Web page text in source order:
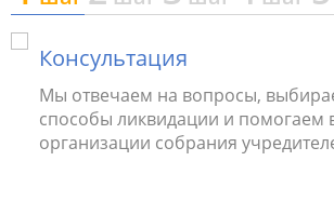
Консультация
Мы отвечаем на вопросы,
способы ликвидации и помогаем
организации собрания